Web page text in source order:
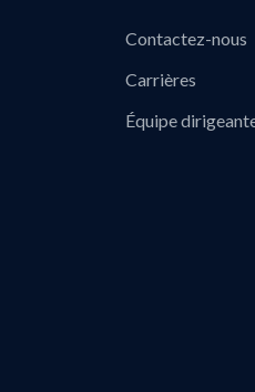
Contactez-nous
Carrières
Équipe